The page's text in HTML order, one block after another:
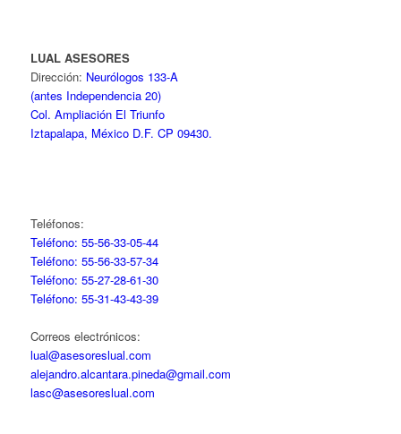
LUAL ASESORES
Dirección: Neurólogos 133-A
(antes Independencia 20)
Col. Ampliación El Triunfo
Iztapalapa, México D.F. CP 09430.
Teléfonos:
Teléfono: 55-56-33-05-44
Teléfono: 55-56-33-57-34
Teléfono: 55-27-28-61-30
Teléfono: 55-31-43-43-39
Correos electrónicos:
lual@asesoreslual.com
alejandro.alcantara.pineda@gmail.com
lasc@asesoreslual.com